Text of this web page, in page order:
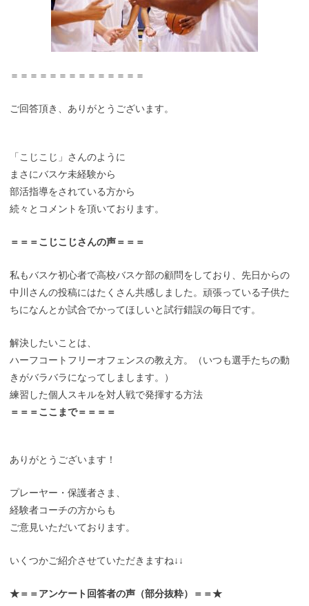
＝＝＝＝＝＝＝＝＝＝＝＝＝＝
ご回答頂き、ありがとうございます。
「こじこじ」さんのように
まさにバスケ未経験から
部活指導をされている方から
続々とコメントを頂いております。
＝＝＝こじこじさんの声＝＝＝
私もバスケ初心者で高校バスケ部の顧問をしており、先日からの
中川さんの投稿にはたくさん共感しました。頑張っている子供た
ちになんとか試合でかってほしいと試行錯誤の毎日です。
解決したいことは、
ハーフコートフリーオフェンスの教え方。（いつも選手たちの動
きがバラバラになってしまします。）
練習した個人スキルを対人戦で発揮する方法
＝＝＝ここまで＝＝＝＝
ありがとうございます！
プレーヤー・保護者さま、
経験者コーチの方からも
ご意見いただいております。
いくつかご紹介させていただきますね↓↓
★＝＝アンケート回答者の声（部分抜粋）＝＝★